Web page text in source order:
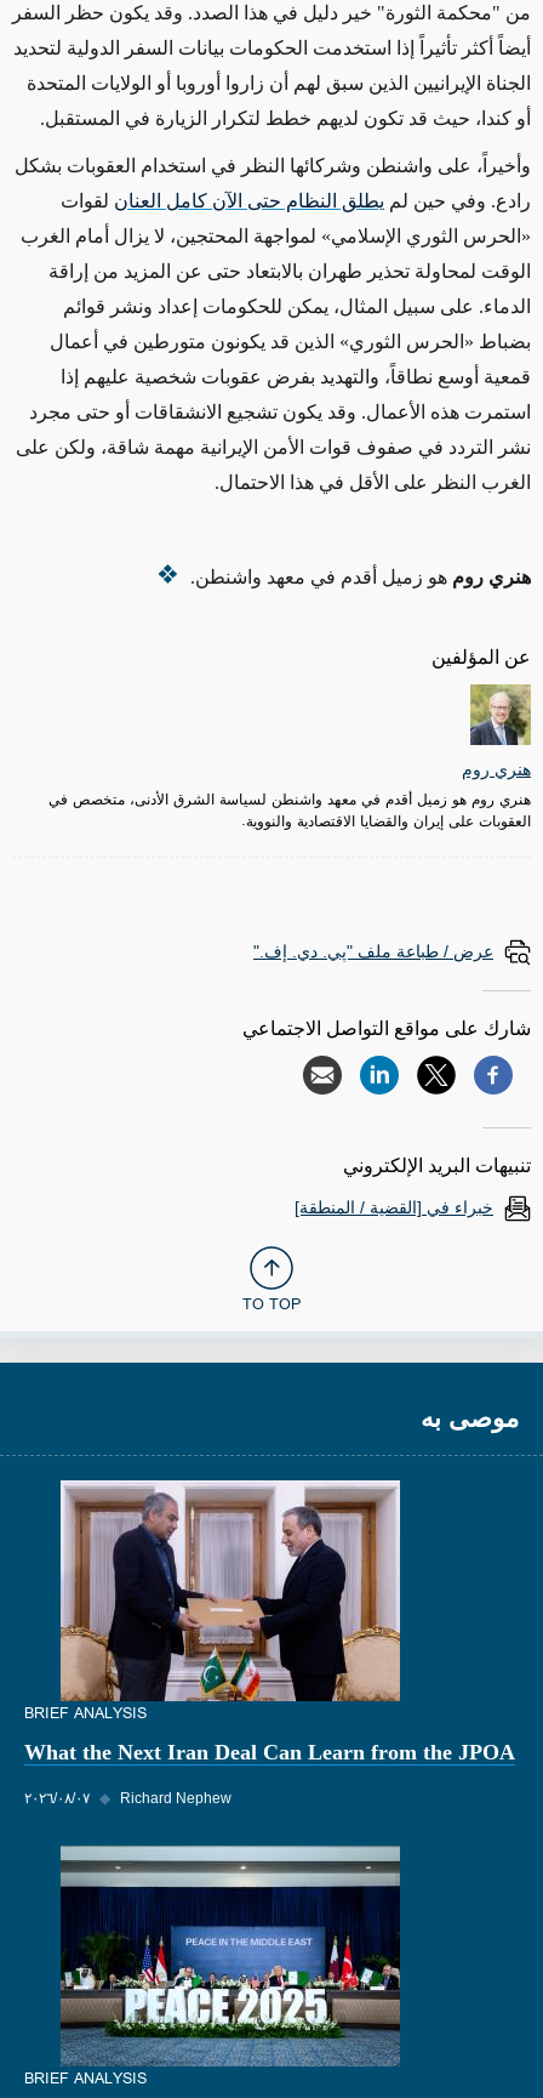
عن المؤلفين
هنري روم
هنري روم هو زميل أقدم في معهد واشنطن لسياسة الشرق الأدنى، متخصص في
العقوبات على إيران والقضايا الاقتصادية والنووية.
من "محكمة الثورة" خير دليل في هذا الصدد. وقد يكون حظر السفر
أيضاً أكثر تأثيراً إذا
استخدمت الحكومات بيانات السفر الدولية لتحديد
الجناة الإيرانيين الذين سبق لهم أن زاروا أوروبا أو الولايات المتحدة
أو كندا ، حيث قد تكون لديهم خطط لتكرار الزيارة في المستقبل.
وأخيراً، على واشنطن وشركائها النظر في استخدام العقوبات بشكل
رادع. وفي حين لم يطلق النظام حتى الآن كامل العنان لقوات
« الحرس الثوري الإسلامي» لمواجهة المحتجين، لا يزال أمام الغرب
الوقت لمحاولة تحذير طهران بالابتعاد حتى عن المزيد من إراقة
الدماء. على سبيل المثال، يمكن للحكومات إعداد ونشر قوائم
بضباط « الحرس الثوري» الذين قد يكونون متورطين في أعمال
قمعية أوسع نطاقاً، والتهديد بفرض عقوبات شخصية عليهم إذا
استمرت هذه الأعمال. وقد يكون تشجيع الانشقاقات أو حتى مجرد
نشر التردد في صفوف قوات الأمن الإيرانية مهمة شاقة، ولكن على
الغرب النظر على الأقل في هذا الاحتمال.
هنري روم هو زميل أقدم في معهد واشنطن.
عرض / طباعة ملف "پي. دي. إف."
شارك على مواقع التواصل الاجتماعي
تنبيهات البريد الإلكتروني
خبراء في [القضية / المنطقة]
TO TOP
موصى به
BRIEF ANALYSIS
What the Next Iran Deal Can Learn from the JPOA
٠٧‏/٠٨‏/٢٠٢٦ ◆ Richard Nephew
BRIEF ANALYSIS